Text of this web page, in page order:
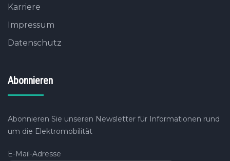
Karriere
Impressum
Datenschutz
Abonnieren
Abonnieren Sie unseren Newsletter für Informationen rund
um die Elektromobilität
E-Mail-Adresse